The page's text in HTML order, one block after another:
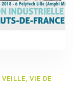
VEILLE, VIE DE